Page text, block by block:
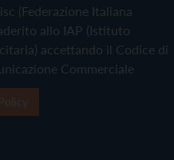
(Federazione Italiana
allo IAP (Istituto
accettando il Codice di
Commerciale